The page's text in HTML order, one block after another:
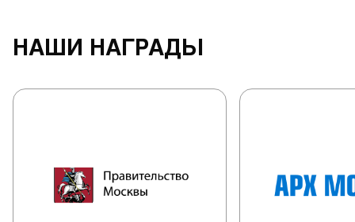
НАШИ НАГРАДЫ